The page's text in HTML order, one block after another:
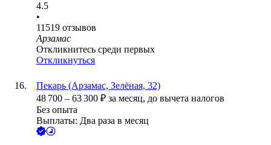
4.5
•
11519 отзывов
Арзамас
Откликнитесь среди первых
Откликнуться
Пекарь (Арзамас, Зелёная, 32)
48 700 – 63 300 ₽ за месяц, до вычета налогов
Без опыта
Выплаты: Два раза в месяц